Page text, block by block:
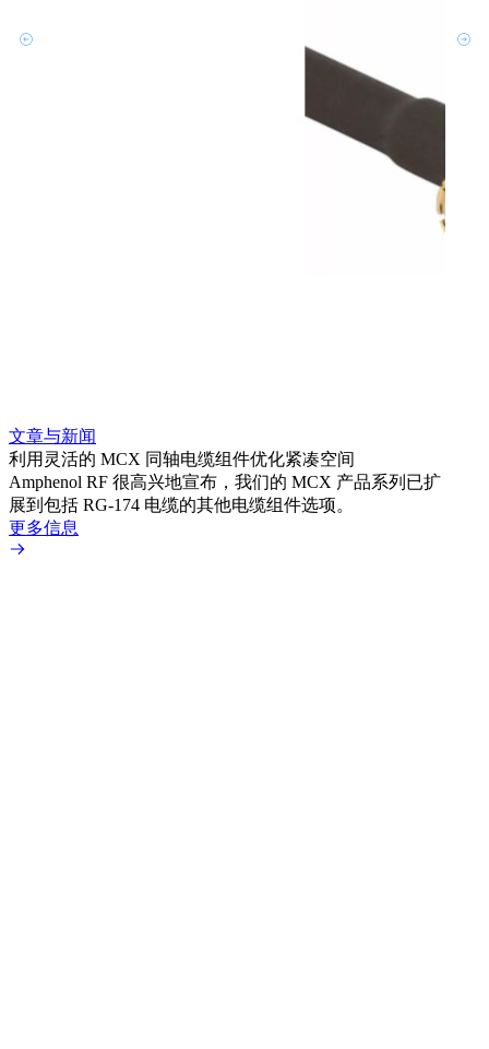
文章与新闻
利用灵活的 MCX 同轴电缆组件优化紧凑空间
Amphenol RF 很高兴地宣布，我们的 MCX 产品系列已扩
展到包括 RG-174 电缆的其他电缆组件选项。
更多信息